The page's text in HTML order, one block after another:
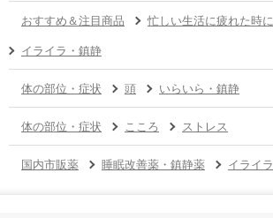
おすすめ＆注目商品
忙しい生活に疲れた時に
イライラ・鎮静
体の部位・症状 頭 いらいら・鎮静
体の部位・症状 こころ ストレス
国内市販薬 睡眠改善薬・鎮静薬 イライ